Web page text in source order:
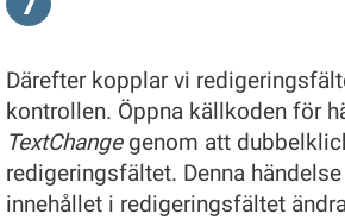
Därefter kopplar vi
kontrollen. Öppna källkoden för
TextChangegenom att
redigeringsfältet. Denna
innehållet i redigeringsfältet